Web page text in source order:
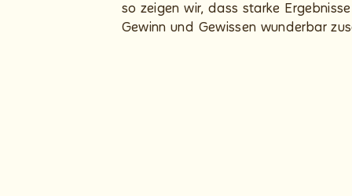
so zeigen wir, dass starke
Gewinn und Gewissen wunderbar